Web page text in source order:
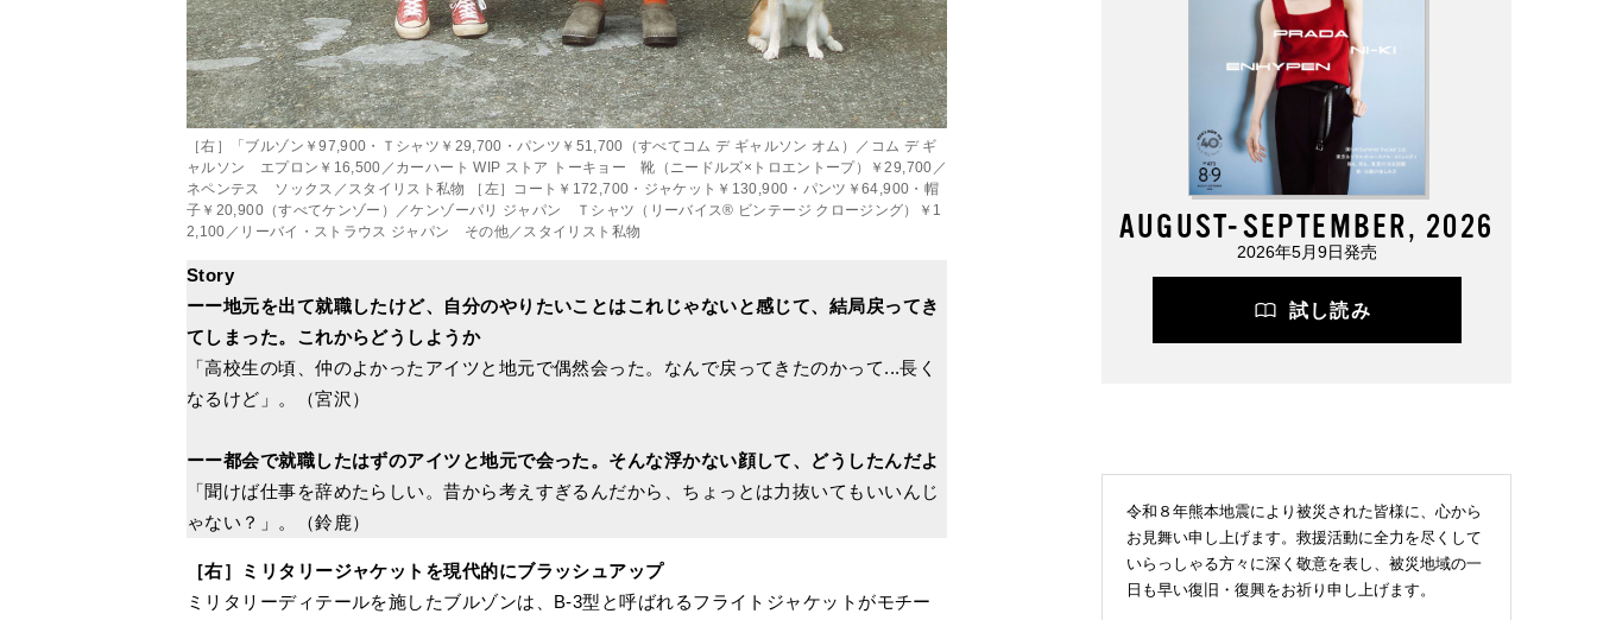
［右］「ブルゾン￥97,900・Ｔシャツ￥29,700・パンツ￥51,700（すべてコム デ ギャルソン オム）／コム デ ギ
ャルソン エプロン￥16,500／カーハート WIP ストア トーキョー 靴（ニードルズ×トロエントープ）￥29,700／
ネペンテス ソックス／スタイリスト私物 ［左］コート￥172,700・ジャケット￥130,900・パンツ￥64,900・帽
子￥20,900（すべてケンゾー）／ケンゾーパリ ジャパン Ｔシャツ（リーバイス® ビンテージ クロージング）￥1
2,100／リーバイ・ストラウス ジャパン その他／スタイリスト私物
Story
ーー地元を出て就職したけど、自分のやりたいことはこれじゃないと感じて、結局戻ってき
てしまった。これからどうしようか
「高校生の頃、仲のよかったアイツと地元で偶然会った。なんで戻ってきたのかって...長く
なるけど」。（宮沢）
ーー都会で就職したはずのアイツと地元で会った。そんな浮かない顔して、どうしたんだよ
「聞けば仕事を辞めたらしい。昔から考えすぎるんだから、ちょっとは力抜いてもいいんじ
ゃない？」。（鈴鹿）
［右］ミリタリージャケットを現代的にブラッシュアップ
ミリタリーディテールを施したブルゾンは、B-3型と呼ばれるフライトジャケットがモチー
AUGUST-SEPTEMBER, 2026
2026年5月9日発売
試し読み
令和８年熊本地震により被災された皆様に、心から
お見舞い申し上げます。救援活動に全力を尽くして
いらっしゃる方々に深く敬意を表し、被災地域の一
日も早い復旧・復興をお祈り申し上げます。